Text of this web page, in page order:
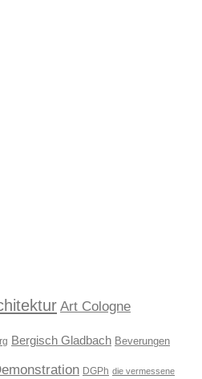
Art Cologne
Bergisch Gladbach Beverungen
DGPh die vermessene